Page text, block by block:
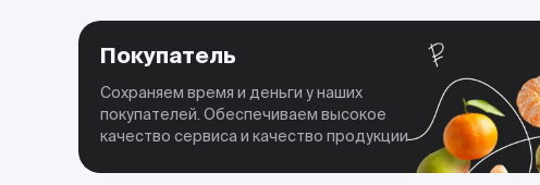
Покупатель
Сохраняем время и деньги у наших
покупателей. Обеспечиваем высокое
качество сервиса и качество продукции